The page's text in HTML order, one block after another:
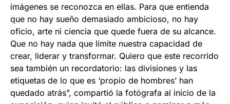
imágenes se reconozca en ellas. Para que entienda
que no hay sueño demasiado ambicioso, no hay
oficio, arte ni ciencia que quede fuera de su alcance.
Que no hay nada que limite nuestra capacidad de
crear, liderar y transformar. Quiero que este recorrido
sea también un recordatorio: las divisiones y las
etiquetas de lo que es ‘propio de hombres’ han
quedado atrás”, compartió la fotógrafa al inicio de la